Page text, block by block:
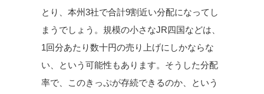
とり、本州3社で合計9割近い分配になってし
まうでしょう。規模の小さなJR四国などは、
1回分あたり数十円の売り上げにしかならな
い、という可能性もあります。そうした分配
率で、このきっぷが存続できるのか、という